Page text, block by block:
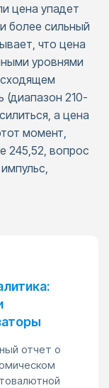
цена упадет
более сильный
что цена
уровнями
(диапазон 210-
а цена
момент,
245,52, вопрос
отчет о